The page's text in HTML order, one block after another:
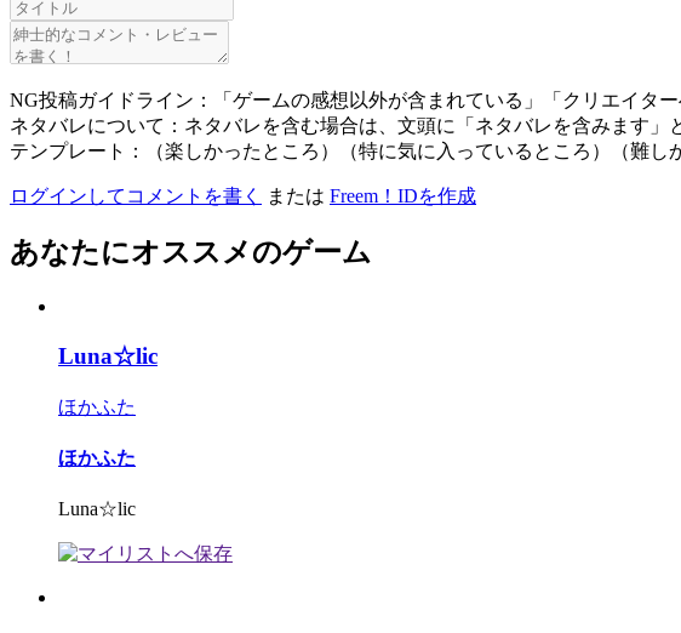
NG投稿ガイドライン：「ゲームの感想以外が含まれている」「クリエイタ
ネタバレについて：ネタバレを含む場合は、文頭に「ネタバレを含みます」
テンプレート：（楽しかったところ）（特に気に入っているところ）（難し
ログインしてコメントを書く または Freem！IDを作成
あなたにオススメのゲーム
Luna☆lic
ほかふた
ほかふた
Luna☆lic